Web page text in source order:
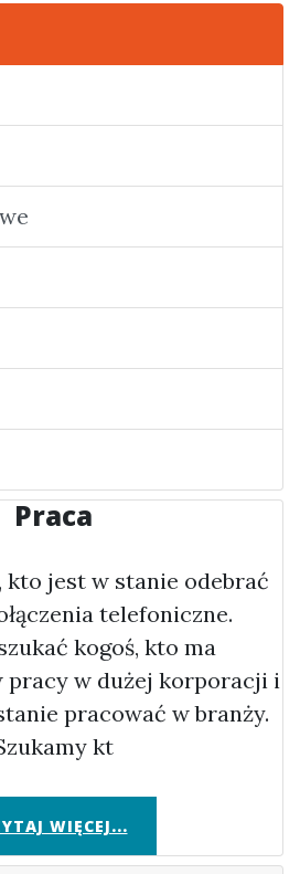
Praca
kto jest w stanie odebrać
telefoniczne.
kogoś, kto ma
pracy w dużej korporacji i
pracować w branży.
kt
WIĘCEJ...